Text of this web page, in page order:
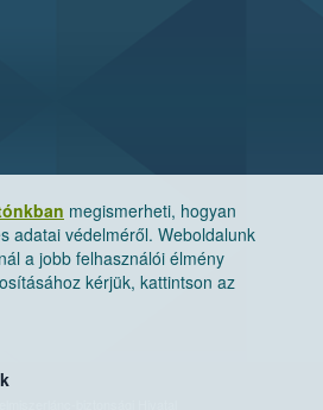
megismerheti, hogyan
adatai védelméről. Weboldalunk
a jobb felhasználói élmény
kérjük, kattintson az
biztonsági Hivatal